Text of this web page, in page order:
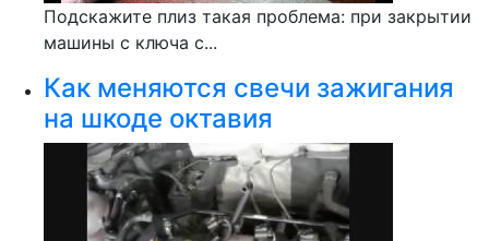
Подскажите плиз такая проблема: при закрытии
машины с ключа с...
Как меняются свечи зажигания
на шкоде октавия